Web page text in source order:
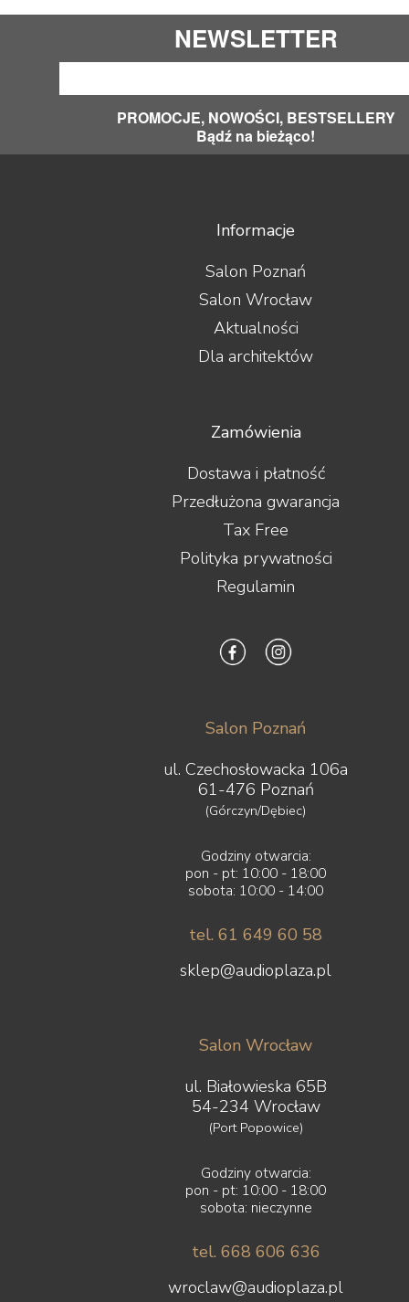
NEWSLETTER
PROMOCJE, NOWOŚCI, BESTSELLERY
Bądź na bieżąco!
Informacje
Salon Poznań
Salon Wrocław
Aktualności
Dla architektów
Zamówienia
Dostawa i płatność
Przedłużona gwarancja
Tax Free
Polityka prywatności
Regulamin
Salon Poznań
ul. Czechosłowacka 106a
61-476 Poznań
(Górczyn/Dębiec)
Godziny otwarcia:
pon - pt: 10:00 - 18:00
sobota: 10:00 - 14:00
tel. 61 649 60 58
sklep@audioplaza.pl
Salon Wrocław
ul. Białowieska 65B
54-234 Wrocław
(Port Popowice)
Godziny otwarcia:
pon - pt: 10:00 - 18:00
sobota: nieczynne
tel. 668 606 636
wroclaw@audioplaza.pl